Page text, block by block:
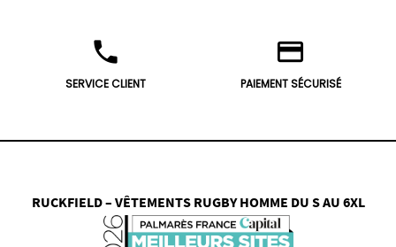
phone
SERVICE CLIENT
credit_card
PAIEMENT SÉCURISÉ
RUCKFIELD – VÊTEMENTS RUGBY HOMME DU S AU 6XL